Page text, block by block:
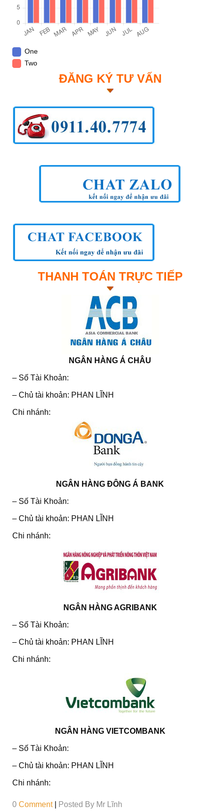
One
Two
ĐĂNG KÝ TƯ VẤN
THANH TOÁN TRỰC TIẾP
NGÂN HÀNG Á CHÂU
– Số Tài Khoản:
– Chủ tài khoản: PHAN LĨNH
Chi nhánh:
NGÂN HÀNG ĐÔNG Á BANK
– Số Tài Khoản:
– Chủ tài khoản: PHAN LĨNH
Chi nhánh:
NGÂN HÀNG AGRIBANK
– Số Tài Khoản:
– Chủ tài khoản: PHAN LĨNH
Chi nhánh:
NGÂN HÀNG VIETCOMBANK
– Số Tài Khoản:
– Chủ tài khoản: PHAN LĨNH
Chi nhánh:
0 Comment Posted By Mr Lĩnh